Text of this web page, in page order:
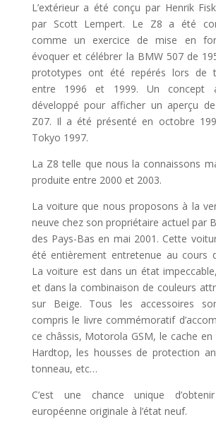
L’extérieur a été conçu par Henrik
par Scott Lempert. Le Z8 a été
comme un exercice de mise en
évoquer et célébrer la BMW 507 de
prototypes ont été repérés lors de
entre 1996 et 1999. Un concept
développé pour afficher un aperçu
Z07. Il a été présenté en octobre
Tokyo 1997.
La Z8 telle que nous la connaissons
produite entre 2000 et 2003.
La voiture que nous proposons à la
neuve chez son propriétaire actuel par
des Pays-Bas en mai 2001. Cette
été entièrement entretenue au cours
La voiture est dans un état
et dans la combinaison de couleurs
sur Beige. Tous les accessoires
compris le livre commémoratif
ce châssis, Motorola GSM, le cache
Hardtop, les housses de protection
tonneau, etc…
C’est une chance unique
européenne originale à l’état neuf.